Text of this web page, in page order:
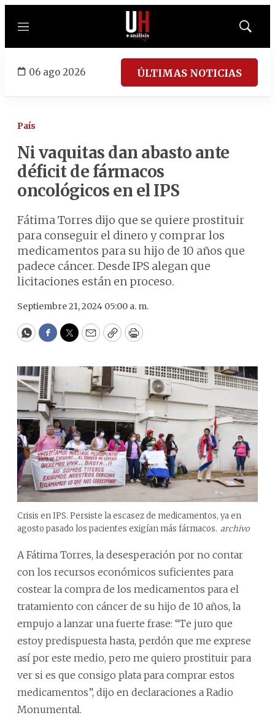
Menú
Mostrar
06 ago 2026 ÚLTIMAS NOTICIAS
País
Ni vaquitas dan abasto ante
déficit de fármacos
oncológicos en el IPS
Fátima Torres dijo que se quiere prostituir
para conseguir el dinero y comprar los
medicamentos para su hijo de 10 años que
padece cáncer. Desde IPS alegan que
licitaciones están en proceso.
Septiembre 21, 2024 05:00 a. m.
WhatsApp
Facebook
Twitter
EmailCopyPrint
Crisis en IPS. Persiste la escasez de medicamentos, ya en
agosto pasado los pacientes exigían más fármacos. archivo
A Fátima Torres, la desesperación por no contar
con los recursos económicos suficientes para
costear la compra de los medicamentos para el
tratamiento con cáncer de su hijo de 10 años, la
empujo a lanzar una fuerte frase: “Te juro que
estoy predispuesta hasta, perdón que me exprese
así por este medio, pero me quiero prostituir para
ver si es que consigo plata para comprar estos
medicamentos”, dijo en declaraciones a Radio
Monumental.